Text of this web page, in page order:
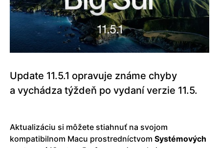
Update 11.5.1 opravuje známe chyby
a vychádza týždeň po vydaní verzie 11.5.
Aktualizáciu si môžete stiahnuť na svojom
kompatibilnom Macu prostredníctvom Systémových